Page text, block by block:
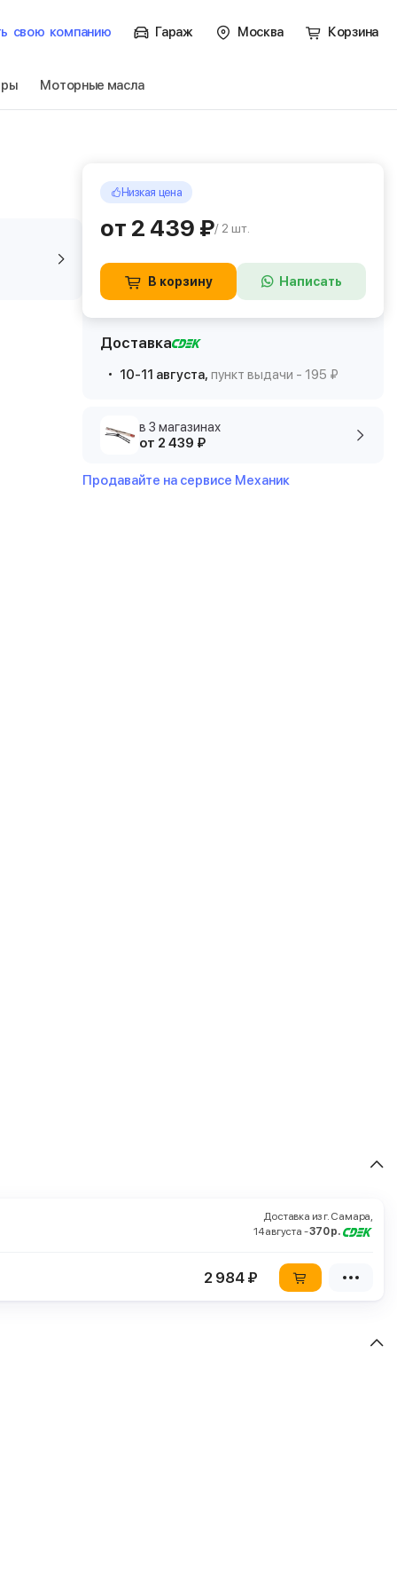
свою компанию Гараж Москва Корзина
Моторные масла
Низкая цена
от 2 439 ₽/ 2 шт.
В корзину Написать
Доставка
10-11 августа, пункт выдачи - 195 ₽
в 3 магазинах
от 2 439 ₽
Продавайте на сервисе Механик
Доставка из г. Самара,
14 августа -370 р.
2 984 ₽